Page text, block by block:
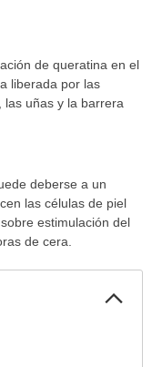
de queratina en el
liberada por las
las uñas y la barrera
deberse a un
las células de piel
estimulación del
de cera.